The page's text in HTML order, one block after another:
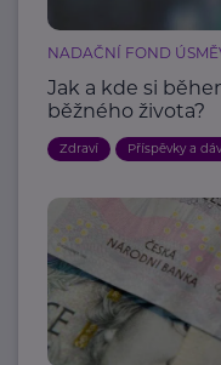
NADAČNÍ FOND
Jak a kde si
běžného života?
Zdraví Příspěvky a